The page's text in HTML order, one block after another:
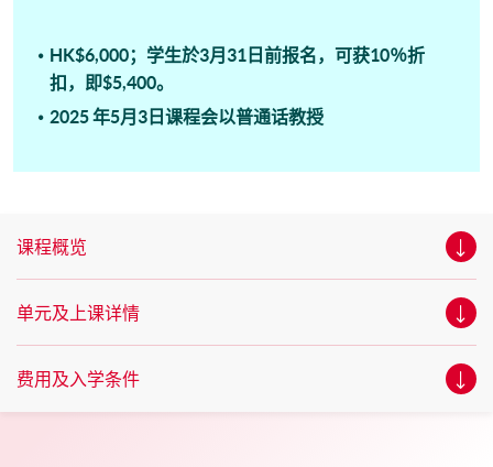
HK$6,000；学生於3月31日前报名，可获10％折
扣，即$5,400。
2025 年5月3日课程会以普通话教授
课程概览
单元及上课详情
费用及入学条件